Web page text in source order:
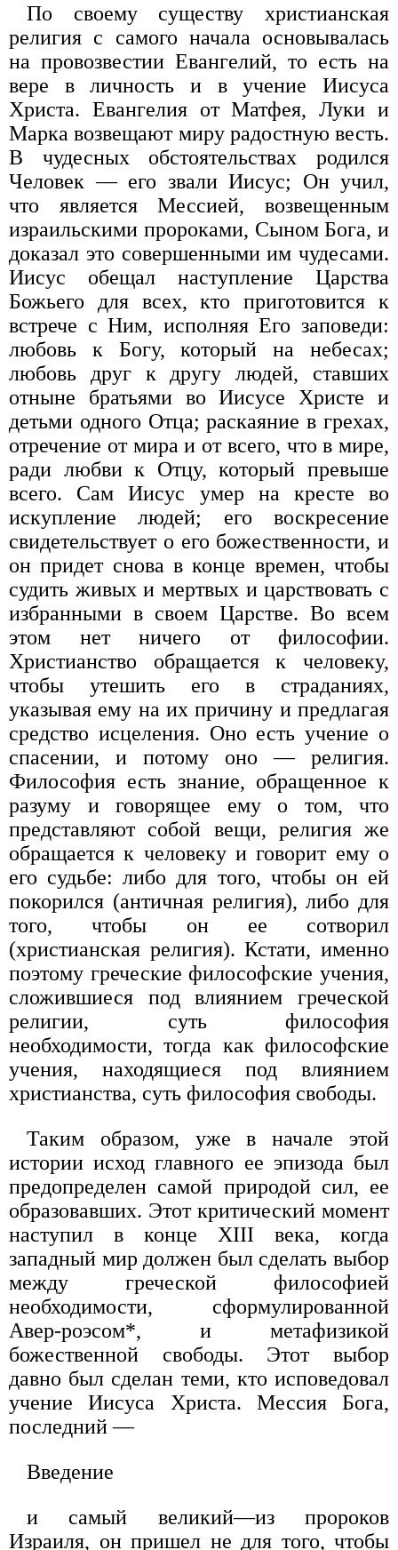
По своему существу христианская
религия с самого начала основывалась
на провозвестии Евангелий, то есть на
вере в личность и в учение Иисуса
Христа. Евангелия от Матфея, Луки и
Марка возвещают миру радостную весть.
В чудесных обстоятельствах родился
Человек — его звали Иисус; Он учил,
что является Мессией, возвещенным
израильскими пророками, Сыном Бога, и
доказал это совершенными им чудесами.
Иисус обещал наступление Царства
Божьего для всех, кто приготовится к
встрече с Ним, исполняя Его заповеди:
любовь к Богу, который на небесах;
любовь друг к другу людей, ставших
отныне братьями во Иисусе Христе и
детьми одного Отца; раскаяние в грехах,
отречение от мира и от всего, что в мире,
ради любви к Отцу, который превыше
всего. Сам Иисус умер на кресте во
искупление людей; его воскресение
свидетельствует о его божественности, и
он придет снова в конце времен, чтобы
судить живых и мертвых и царствовать с
избранными в своем Царстве. Во всем
этом нет ничего от философии.
Христианство обращается к человеку,
чтобы утешить его в страданиях,
указывая ему на их причину и предлагая
средство исцеления. Оно есть учение о
спасении, и потому оно — религия.
Философия есть знание, обращенное к
разуму и говорящее ему о том, что
представляют собой вещи, религия же
обращается к человеку и говорит ему о
его судьбе: либо для того, чтобы он ей
покорился (античная религия), либо для
того, чтобы он ее сотворил
(христианская религия). Кстати, именно
поэтому греческие философские учения,
сложившиеся под влиянием греческой
религии, суть философия
необходимости, тогда как философские
учения, находящиеся под влиянием
христианства, суть философия свободы.
Таким образом, уже в начале этой
истории исход главного ее эпизода был
предопределен самой природой сил, ее
образовавших. Этот критический момент
наступил в конце XIII века, когда
западный мир должен был сделать выбор
между греческой философией
необходимости, сформулированной
Авер-роэсом*, и метафизикой
божественной свободы. Этот выбор
давно был сделан теми, кто исповедовал
учение Иисуса Христа. Мессия Бога,
последний —
Введение
и самый великий—из пророков
Израиля, он пришел не для того, чтобы